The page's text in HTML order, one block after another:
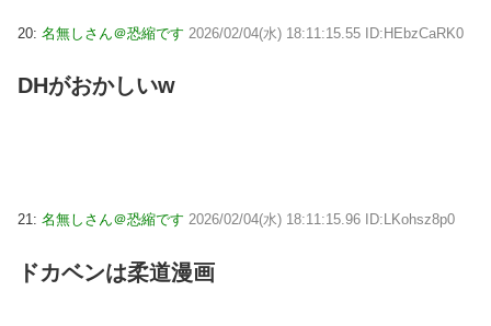
20: 名無しさん＠恐縮です 2026/02/04(水) 18:11:15.55 ID:HEbzCaRK0
DHがおかしいw
21: 名無しさん＠恐縮です 2026/02/04(水) 18:11:15.96 ID:LKohsz8p0
ドカベンは柔道漫画